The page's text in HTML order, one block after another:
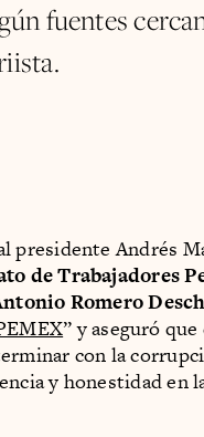
fuentes
presidente Andrés
de Trabajadores
Romero
” y aseguró
con la
y honestidad en